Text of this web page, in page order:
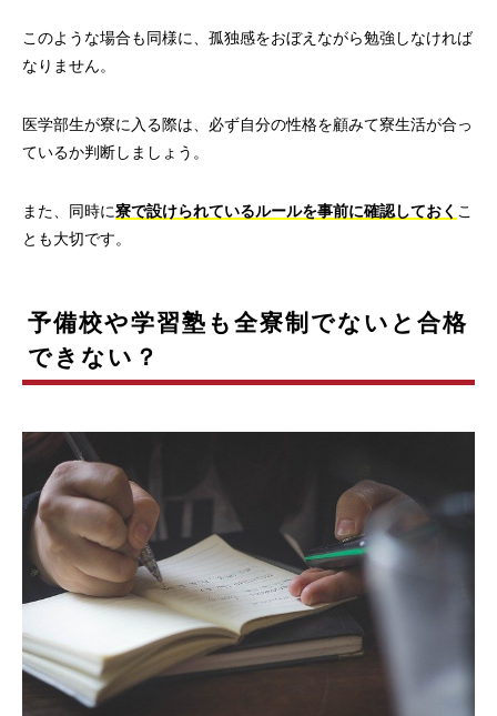
このような場合も同様に、孤独感をおぼえながら勉強しなければ
なりません。
医学部生が寮に入る際は、必ず自分の性格を顧みて寮生活が合っ
ているか判断しましょう。
また、同時に寮で設けられているルールを事前に確認しておく こ
とも大切です。
予備校や学習塾も全寮制でないと合格
できない？